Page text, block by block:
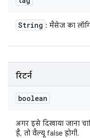
String : मैसेज का
रिटर्न
boolean
अगर इसे दिखाया जाना
है, तो वैल्यू false होगी.